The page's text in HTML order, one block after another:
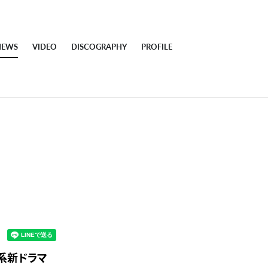
VIDEO DISCOGRAPHY PROFILE
新ドラマ